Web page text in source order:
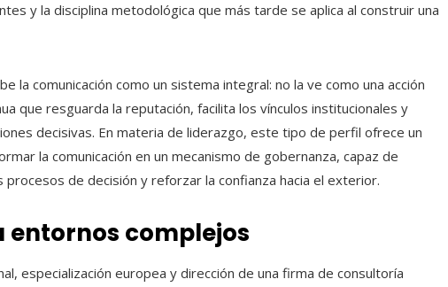
y la disciplina metodológica que más tarde se aplica al construir una
la comunicación como un sistema integral: no la ve como una acción
que resguarda la reputación, facilita los vínculos institucionales y
decisivas. En materia de liderazgo, este tipo de perfil ofrece un
la comunicación en un mecanismo de gobernanza, capaz de
de decisión y reforzar la confianza hacia el exterior.
entornos complejos
especialización europea y dirección de una firma de consultoría